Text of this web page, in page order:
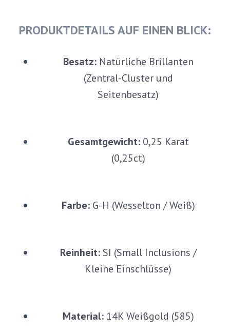
PRODUKTDETAILS AUF EINEN BLICK:
Besatz:Natürliche Brillanten
(Zentral-Cluster und
Seitenbesatz)
Gesamtgewicht:0,25 Karat
(0,25ct)
Farbe:G-H (Wesselton / Weiß)
Reinheit:SI (Small Inclusions /
Kleine Einschlüsse)
Material:14K Weißgold (585)